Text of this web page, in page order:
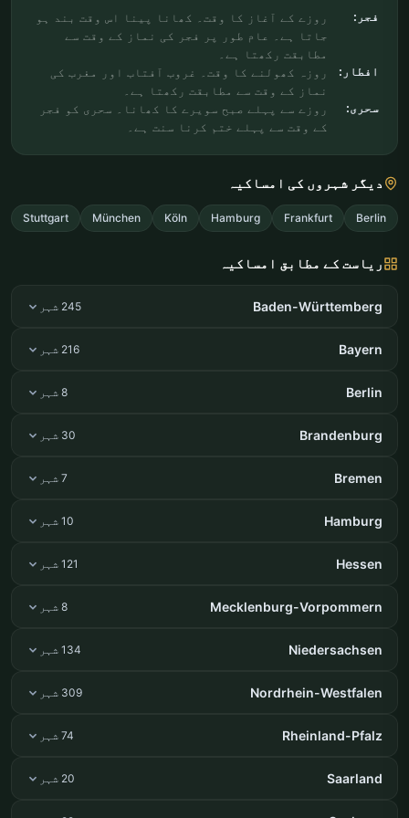
فجر:
روزے کے آغاز کا وقت۔ کھانا پینا اس وقت بند ہو
جاتا ہے۔ عام طور پر فجر کی نماز کے وقت سے
مطابقت رکھتا ہے۔
افطار:
روزہ کھولنے کا وقت۔ غروب آفتاب اور مغرب کی
نماز کے وقت سے مطابقت رکھتا ہے۔
سحری:
روزے سے پہلے صبح سویرے کا کھانا۔ سحری کو فجر
کے وقت سے پہلے ختم کرنا سنت ہے۔
دیگر شہروں کی امساکیہ
Berlin
Frankfurt
Hamburg
Köln
München
Stuttgart
ریاست کے مطابق امساکیہ
Baden-Württemberg 245 شہر
Bayern 216 شہر
Berlin 8 شہر
Brandenburg 30 شہر
Bremen 7 شہر
Hamburg 10 شہر
Hessen 121 شہر
Mecklenburg-Vorpommern 8 شہر
Niedersachsen 134 شہر
Nordrhein-Westfalen 309 شہر
Rheinland-Pfalz 74 شہر
Saarland 20 شہر